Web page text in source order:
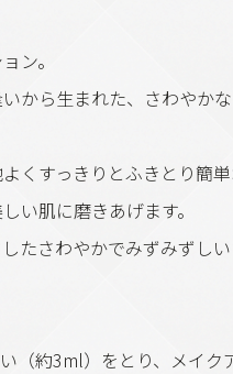
ン。
から生まれた、さわやか
くすっきりとふきとり簡単
い肌に磨きあげます。
たさわやかでみずみずし
（約3ml）をとり、メイ